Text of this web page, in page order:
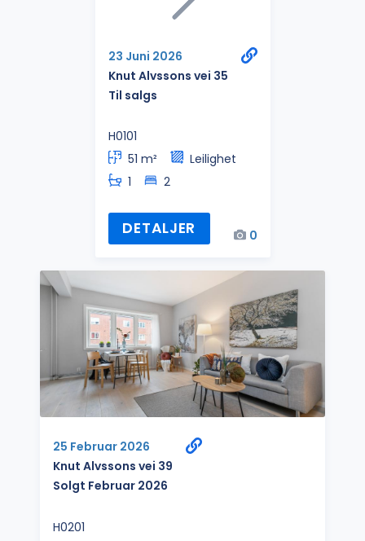
23 Juni 2026
Knut Alvssons vei 35
Til salgs
H0101
51 m²
Leilighet
1
2
DETALJER 0
25 Februar 2026
Knut Alvssons vei 39
Solgt Februar 2026
H0201